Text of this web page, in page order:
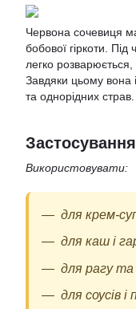
Червона сочевиця
бобової гіркоти.
легко
Завдяки цьому вона
та однорідних страв.
Застосування
Використовувати:
для крем-
для каш і
для рагу та
для соусів і